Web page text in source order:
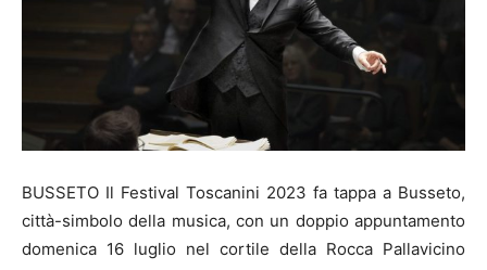
BUSSETO Il Festival Toscanini 2023 fa tappa a Busseto,
città-simbolo della musica, con un doppio appuntamento
domenica 16 luglio nel cortile della Rocca Pallavicino